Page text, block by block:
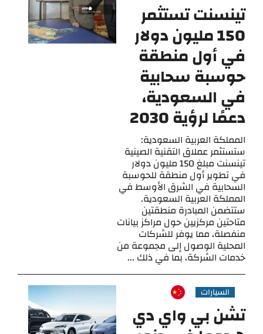
تينسنت تستثمر
150 مليون دولار
في أول منطقة
حوسبة سحابية
في السعودية،
دعمًا لرؤية 2030
المملكة العربية السعودية:
ستستثمر عملاق التقنية الصينية
تينسنت مبلغ 150 مليون دولار
في تطوير أول منطقة للحوسبة
السحابية في الشرق الأوسط في
المملكة العربية السعودية.
ستتضمن المبادرة منطقتين
متاحتين مركزيين حول مراكز بيانات
منفصلة، مما يوفر للشركات
المحلية الوصول إلى مجموعة من
خدمات الشركة، بما في ذلك ...
السيارات
تشن بي واي دي